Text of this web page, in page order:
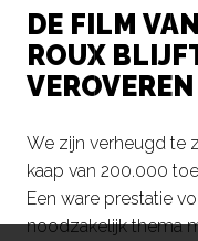
DE FILM
ROUX
VEROVEREN
We zijn verheugd te
kaap van 200.000
Een ware prestatie
noodzakelijk thema